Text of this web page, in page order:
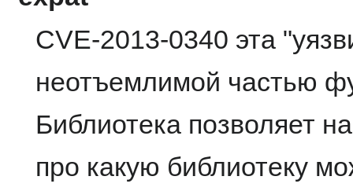
CVE-2013-0340 эта
неотъемлимой частью
Библиотека позволяет
про какую библиотеку